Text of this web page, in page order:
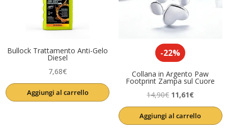
Bullock Trattamento Anti-Gelo
Diesel
7,68€
Aggiungi al carrello
-22%
Collana in Argento Paw
Footprint Zampa sul Cuore
14,90€ Il
prezzo
originale
11,61€Il
prezzo
attuale
Aggiungi al carrello